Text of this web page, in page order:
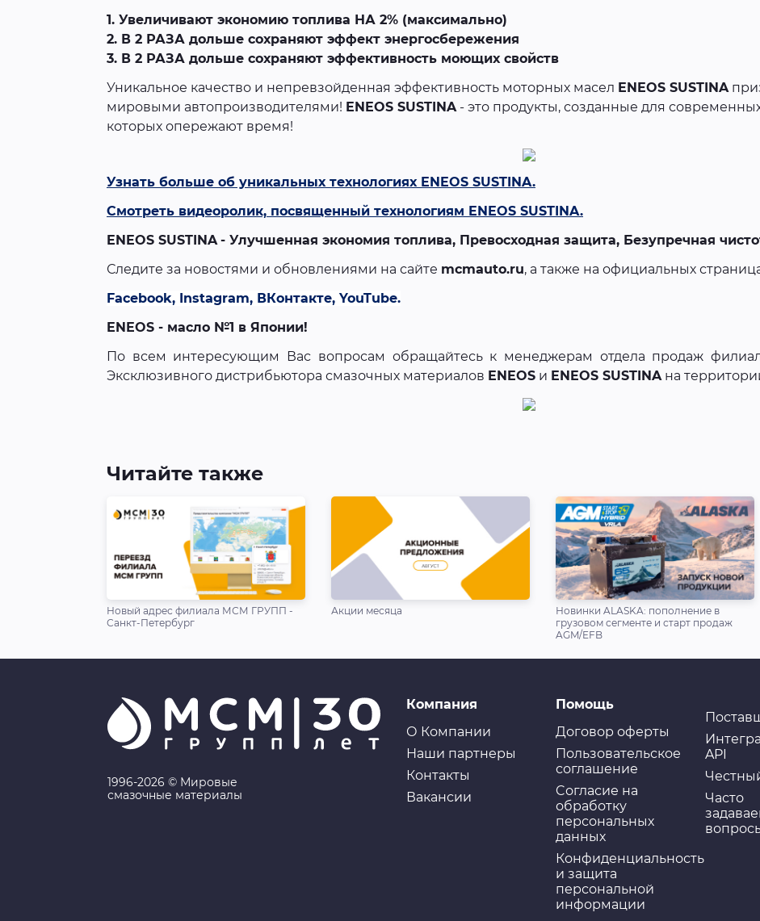
1. Увеличивают экономию топлива НА 2% (максимально)
2. В 2 РАЗА дольше сохраняют эффект энергосбережения
3. В 2 РАЗА дольше сохраняют эффективность моющих свойств
Уникальное качество и непревзойденная эффективность моторных масел ENEOS SUSTINA
мировыми автопроизводителями! ENEOS SUSTINA- это продукты, созданные для
которых опережают время!
Узнать больше об уникальных технологиях ENEOS SUSTINA.
Смотреть видеоролик, посвященный технологиям ENEOS SUSTINA.
ENEOS SUSTINA - Улучшенная экономия топлива, Превосходная защита, Безупречная
Следите за новостями и обновлениями на сайте mcmauto.ru, а также на официальных
Facebook, Instagram, ВКонтакте, YouTube.
ENEOS - масло №1 в Японии!
По всем интересующим Вас вопросам обращайтесь к менеджерам отдела продаж
Эксклюзивного дистрибьютора смазочных материалов ENEOS и ENEOS SUSTINAна
Читайте также
Новый адрес филиала МСМ ГРУПП -
Санкт-Петербург
Акции месяца
Новинки ALASKA: пополнение в
грузовом сегменте и старт продаж
AGM/EFB
1996-2026 © Мировые
смазочные материалы
Компания
О Компании
Наши партнеры
Контакты
Вакансии
Помощь
Договор оферты
Пользовательское
соглашение
Cогласие на
обработку
персональных
данных
Конфиденциальность
и защита
персональной
информации
API
Часто